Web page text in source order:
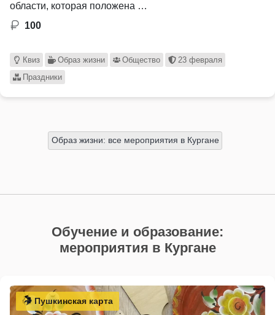
области, которая положена …
100
Квиз Образ жизни Общество
23 февраля
Праздники
Образ жизни: все мероприятия в Кургане
Обучение и образование:
мероприятия в Кургане
Пушкинская карта